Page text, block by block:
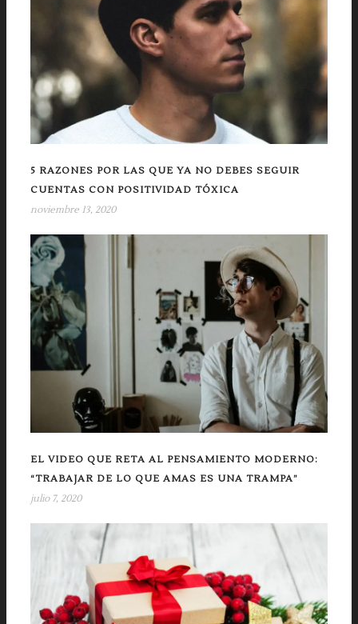
5 RAZONES POR LAS QUE YA NO DEBES SEGUIR
CUENTAS CON POSITIVIDAD TÓXICA
noviembre 13, 2020
EL VIDEO QUE RETA AL PENSAMIENTO MODERNO:
“TRABAJAR DE LO QUE AMAS ES UNA TRAMPA”
julio 7, 2020